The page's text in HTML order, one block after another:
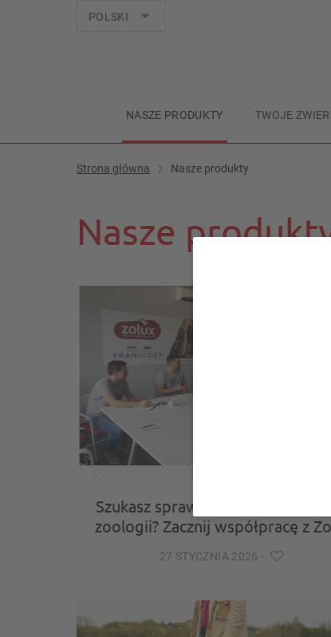
NASZE PRODUKTY TWOJE
Języki
POLSKI
Strona główna Nasze produkty
Nasze
Szukasz sprawdzonego dostawcy
zoologii? Zacznij współpracę z
27 STYCZNIA 2026 -